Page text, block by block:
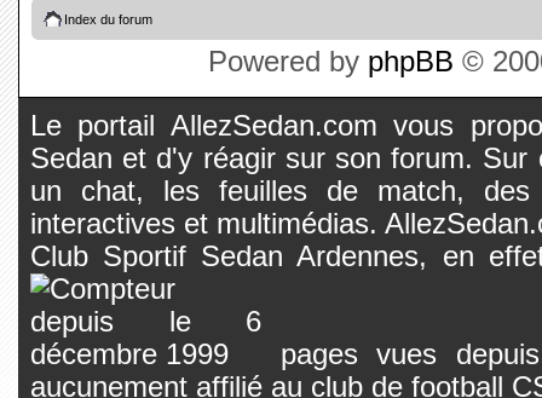
Index du forum
Powered by phpBB ©
Le portail AllezSedan.com vous
Sedan et d'y réagir sur son forum.
un chat, les feuilles de match, des
interactives et multimédias.
Club Sportif Sedan Ardennes, en
pages vues
aucunement affilié au club de football